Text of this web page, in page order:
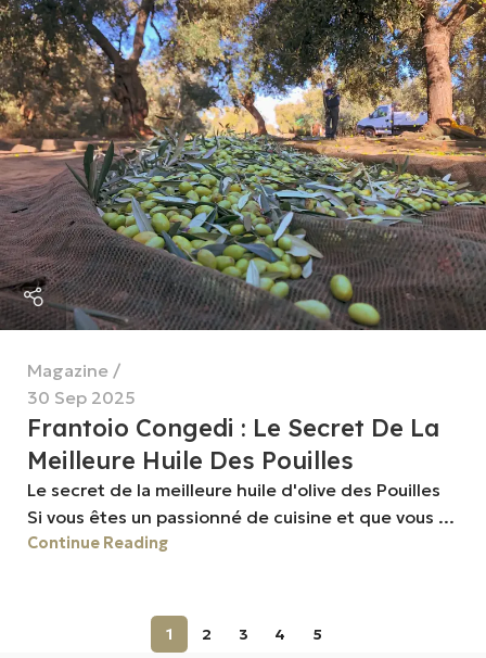
Magazine
30 Sep 2025
Frantoio Congedi : Le Secret De La
Meilleure Huile Des Pouilles
Le secret de la meilleure huile d'olive des Pouilles
Si vous êtes un passionné de cuisine et que vous ...
Continue Reading
1 2 3 4 5